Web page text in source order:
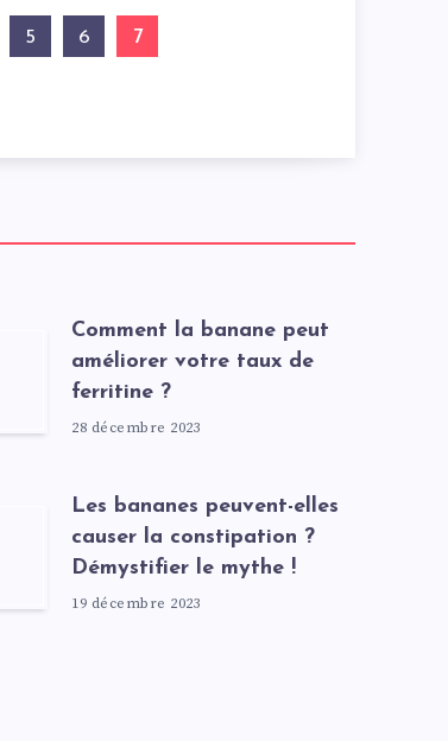
5 6 7
Comment la banane peut
améliorer votre taux de
ferritine ?
28 décembre 2023
Les bananes peuvent-elles
causer la constipation ?
Démystifier le mythe !
19 décembre 2023